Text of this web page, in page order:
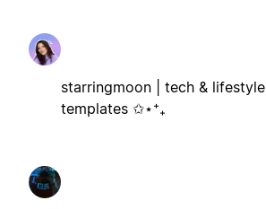
starringmoon | tech & lifestyle
templates ✩⋆⁺₊